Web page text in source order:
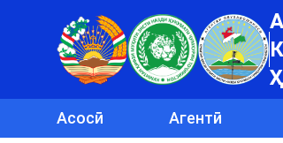
Асосӣ Агентӣ